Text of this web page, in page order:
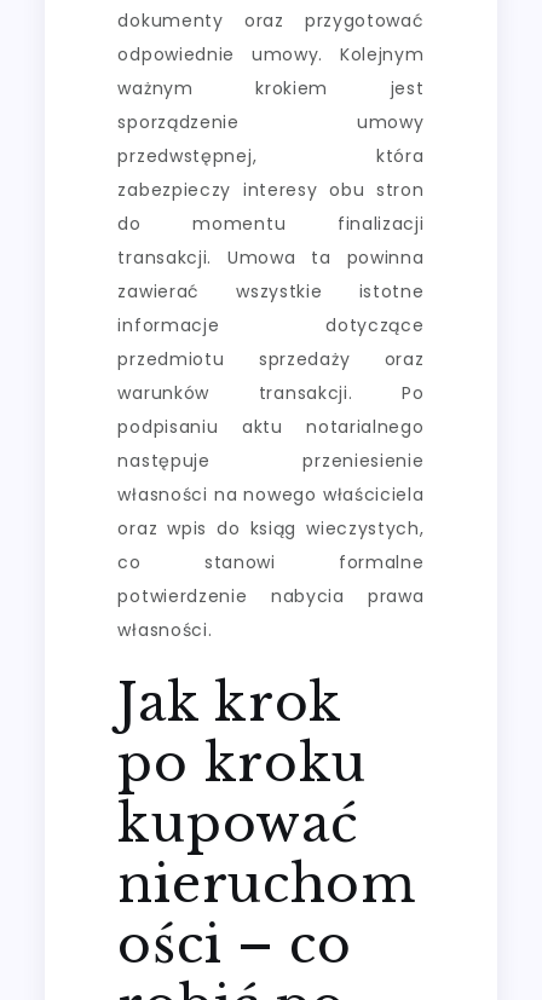
dokumenty oraz przygotować
odpowiednie umowy. Kolejnym
ważnym krokiem jest
sporządzenie umowy
przedwstępnej, która
zabezpieczy interesy obu stron
do momentu finalizacji
transakcji. Umowa ta powinna
zawierać wszystkie istotne
informacje dotyczące
przedmiotu sprzedaży oraz
warunków transakcji. Po
podpisaniu aktu notarialnego
następuje przeniesienie
własności na nowego właściciela
oraz wpis do ksiąg wieczystych,
co stanowi formalne
potwierdzenie nabycia prawa
własności.
Jak krok
po kroku
kupować
nieruchom
ości – co